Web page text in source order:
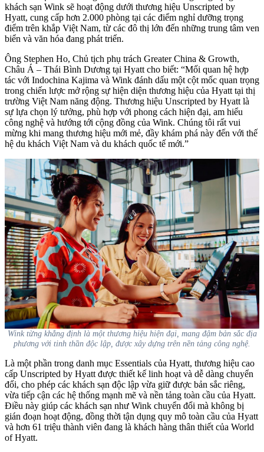
khách sạn Wink sẽ hoạt động dưới thương hiệu Unscripted by
Hyatt, cung cấp hơn 2.000 phòng tại các điểm nghỉ dưỡng trọng
điểm trên khắp Việt Nam, từ các đô thị lớn đến những trung tâm ven
biển và văn hóa đang phát triển.
Ông Stephen Ho, Chủ tịch phụ trách Greater China & Growth,
Châu Á – Thái Bình Dương tại Hyatt cho biết: “Mối quan hệ hợp
tác với Indochina Kajima và Wink đánh dấu một cột mốc quan trọng
trong chiến lược mở rộng sự hiện diện thương hiệu của Hyatt tại thị
trường Việt Nam năng động. Thương hiệu Unscripted by Hyatt là
sự lựa chọn lý tưởng, phù hợp với phong cách hiện đại, am hiểu
công nghệ và hướng tới cộng đồng của Wink. Chúng tôi rất vui
mừng khi mang thương hiệu mới mẻ, đầy khám phá này đến với thế
hệ du khách Việt Nam và du khách quốc tế mới.”
Wink từng khẳng định là một thương hiệu hiện đại, mang đậm bản sắc địa
phương với tinh thần độc lập, được xây dựng trên nền tảng công nghệ.
Là một phần trong danh mục Essentials của Hyatt, thương hiệu cao
cấp Unscripted by Hyatt được thiết kế linh hoạt và dễ dàng chuyển
đổi, cho phép các khách sạn độc lập vừa giữ được bản sắc riêng,
vừa tiếp cận các hệ thống mạnh mẽ và nền tảng toàn cầu của Hyatt.
Điều này giúp các khách sạn như Wink chuyển đổi mà không bị
gián đoạn hoạt động, đồng thời tận dụng quy mô toàn cầu của Hyatt
và hơn 61 triệu thành viên đang là khách hàng thân thiết của World
of Hyatt.